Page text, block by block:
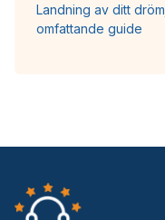
Landning av ditt
omfattande guide